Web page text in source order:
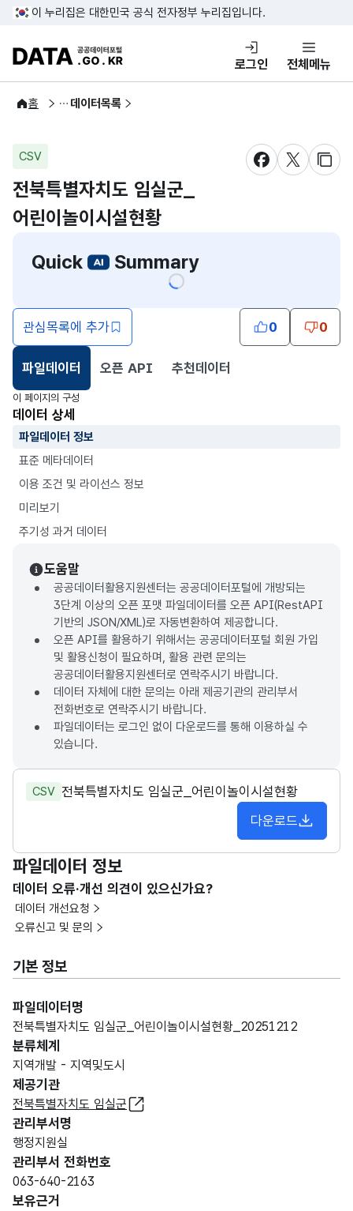
콘텐츠 바로가기
푸터 바로가기
이 누리집은 대한민국 공식 전자정부 누리집입니다.
DATA.GO.KR 공공데이터포털
로그인 전체메뉴
홈
공공데이터 데이터목록
CSV
새창 열림새창 열림
새창
전북특별자치도 임실군_
어린이놀이시설현황
Quick
Summary
관심목록에 추가 0 0
파일데이터
선택됨
오픈 API 추천데이터
이 페이지의 구성
데이터 상세
파일데이터 정보
표준 메타데이터
이용 조건 및 라이선스 정보
미리보기
주기성 과거 데이터
도움말
공공데이터활용지원센터는 공공데이터포털에 개방되는
3단계 이상의 오픈 포맷 파일데이터를 오픈 API(RestAPI
기반의 JSON/XML)로 자동변환하여 제공합니다.
오픈 API를 활용하기 위해서는 공공데이터포털 회원 가입
및 활용신청이 필요하며, 활용 관련 문의는
공공데이터활용지원센터로 연락주시기 바랍니다.
데이터 자체에 대한 문의는 아래 제공기관의 관리부서
전화번호로 연락주시기 바랍니다.
파일데이터는 로그인 없이 다운로드를 통해 이용하실 수
있습니다.
CSV 전북특별자치도 임실군_어린이놀이시설현황
다운로드
파일데이터 정보
데이터 오류·개선 의견이 있으신가요?
데이터 개선요청
오류신고 및 문의
기본 정보
파일데이터명
전북특별자치도 임실군_어린이놀이시설현황_20251212
분류체계
지역개발 - 지역및도시
제공기관
전북특별자치도 임실군
관리부서명
행정지원실
관리부서 전화번호
063-640-2163
보유근거